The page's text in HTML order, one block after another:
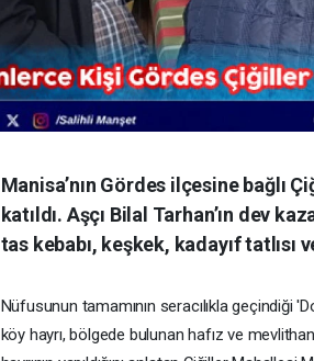
Manisa’nın Gördes ilçesine bağlı
katıldı. Aşçı Bilal Tarhan’ın dev
tas kebabı, keşkek, kadayıf tatlısı
Nüfusunun tamamının seracılıkla geçindiği
köy hayrı, bölgede bulunan hafız ve